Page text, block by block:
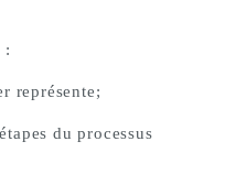
:
représente;
du processus